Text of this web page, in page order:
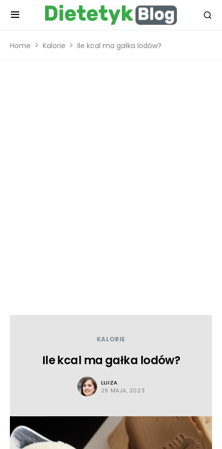
Home Kalorie Ile kcal ma gałka lodów?
KALORIE
Ile kcal ma gałka lodów?
LUIZA
29 MAJA, 2023